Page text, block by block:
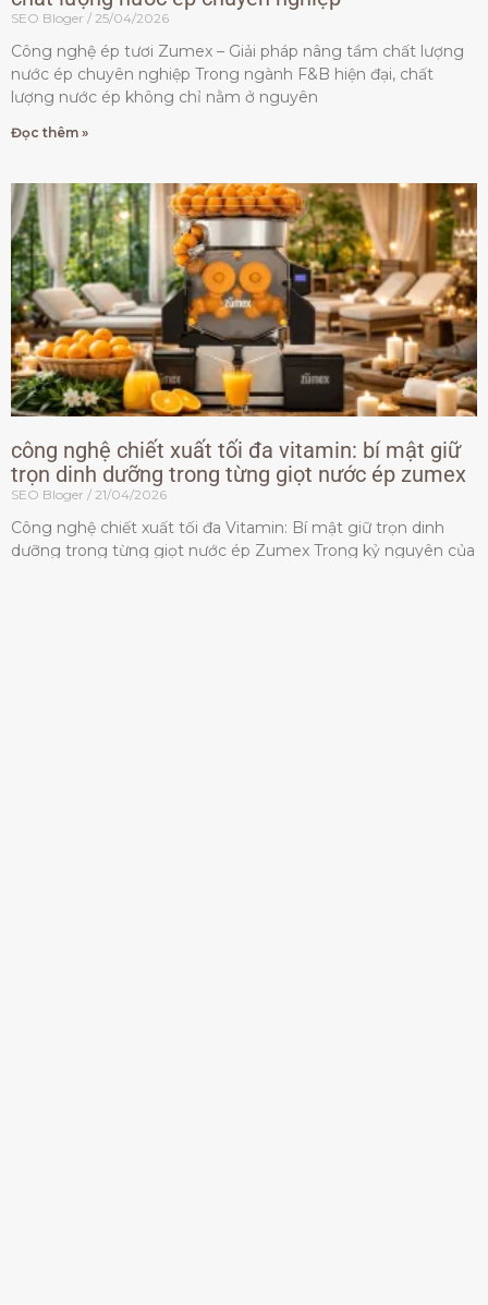
SEO Bloger 25/04/2026
Công nghệ ép tươi Zumex – Giải pháp nâng tầm chất lượng
nước ép chuyên nghiệp Trong ngành F&B hiện đại, chất
lượng nước ép không chỉ nằm ở nguyên
Đọc thêm »
công nghệ chiết xuất tối đa vitamin: bí mật giữ
trọn dinh dưỡng trong từng giọt nước ép zumex
SEO Bloger 21/04/2026
Công nghệ chiết xuất tối đa Vitamin: Bí mật giữ trọn dinh
dưỡng trong từng giọt nước ép Zumex Trong kỷ nguyên của